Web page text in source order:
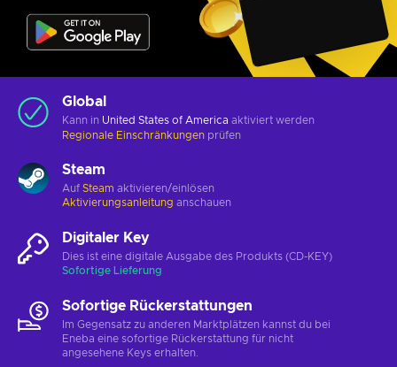
Global
Kann in United States of America aktiviert werden
Regionale Einschränkungen prüfen
Steam
Auf Steam aktivieren/einlösen
Aktivierungsanleitung anschauen
Digitaler Key
Dies ist eine digitale Ausgabe des Produkts (CD-KEY)
Sofortige Lieferung
Sofortige Rückerstattungen
Im Gegensatz zu anderen Marktplätzen kannst du bei
Eneba eine sofortige Rückerstattung für nicht
angesehene Keys erhalten.